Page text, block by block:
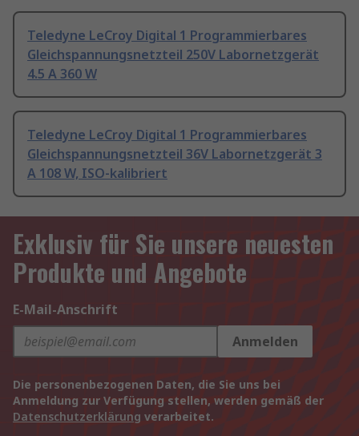
Teledyne LeCroy Digital 1 Programmierbares
Gleichspannungsnetzteil 250V Labornetzgerät
4.5 A 360 W
Teledyne LeCroy Digital 1 Programmierbares
Gleichspannungsnetzteil 36V Labornetzgerät 3
A 108 W, ISO-kalibriert
Exklusiv für Sie unsere neuesten
Produkte und Angebote
E-Mail-Anschrift
Anmelden
Die personenbezogenen Daten, die Sie uns bei
Anmeldung zur Verfügung stellen, werden gemäß der
Datenschutzerklärung verarbeitet.